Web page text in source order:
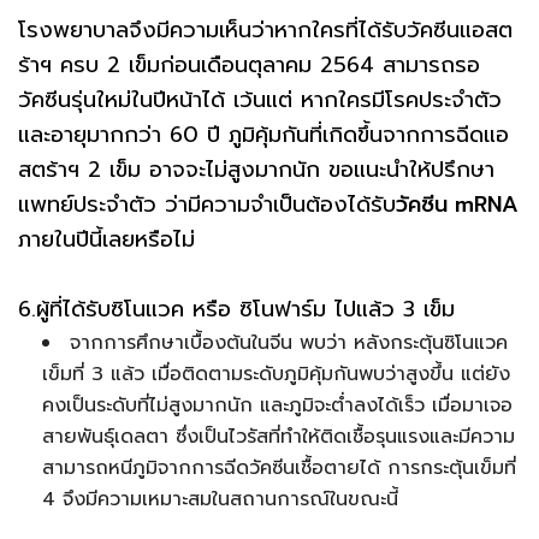
โรงพยาบาลจึงมีความเห็นว่าหากใครที่ได้รับวัคซีนแอสต
ร้าฯ ครบ 2 เข็มก่อนเดือนตุลาคม 2564 สามารถรอ
วัคซีนรุ่นใหม่ในปีหน้าได้ เว้นแต่ หากใครมีโรคประจำตัว
และอายุมากกว่า 60 ปี ภูมิคุ้มกันที่เกิดขึ้นจากการฉีดแอ
สตร้าฯ 2 เข็ม อาจจะไม่สูงมากนัก ขอแนะนำให้ปรึกษา
แพทย์ประจำตัว ว่ามีความจำเป็นต้องได้รับวัคซีน mRNA
ภายในปีนี้เลยหรือไม่
6.ผู้ที่ได้รับซิโนแวค หรือ ซิโนฟาร์ม ไปแล้ว 3 เข็ม
จากการศึกษาเบื้องต้นในจีน พบว่า หลังกระตุ้นซิโนแวค
เข็มที่ 3 แล้ว เมื่อติดตามระดับภูมิคุ้มกันพบว่าสูงขึ้น แต่ยัง
คงเป็นระดับที่ไม่สูงมากนัก และภูมิจะต่ำลงได้เร็ว เมื่อมาเจอ
สายพันธุ์เดลตา ซึ่งเป็นไวรัสที่ทำให้ติดเชื้อรุนแรงและมีความ
สามารถหนีภูมิจากการฉีดวัคซีนเชื้อตายได้ การกระตุ้นเข็มที่
4 จึงมีความเหมาะสมในสถานการณ์ในขณะนี้